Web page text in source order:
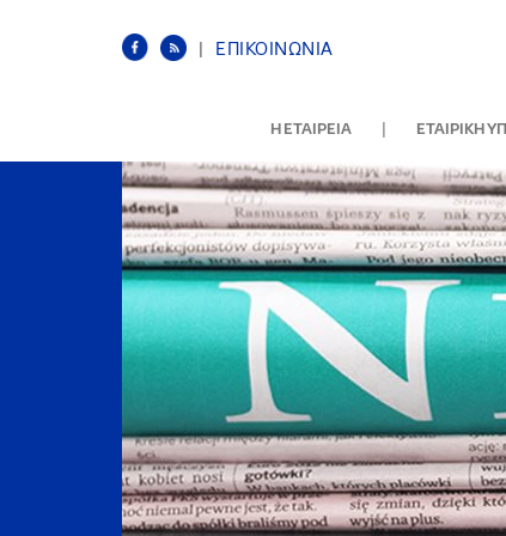
| ΕΠΙΚΟΙΝΩΝΙΑ
Η ΕΤΑΙΡΕΙΑ | ΕΤΑΙΡΙΚΗ